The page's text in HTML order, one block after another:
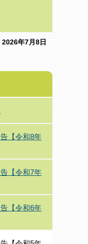
年7月8日
【令和8年
【令和7年
【令和6年